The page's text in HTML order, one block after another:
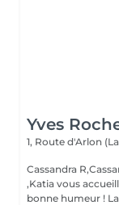
Yves
1, Route d'Arlon
Cassandra
,Katia vous